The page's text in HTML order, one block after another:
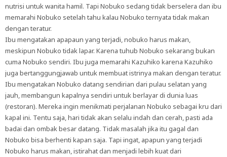
nutrisi untuk wanita hamil. Tapi Nobuko sedang tidak berselera dan ibu
memarahi Nobuko setelah tahu kalau Nobuko ternyata tidak makan
dengan teratur.
Ibu mengatakan apapaun yang terjadi, nobuko harus makan,
meskipun Nobuko tidak lapar. Karena tuhub Nobuko sekarang bukan
cuma Nobuko sendiri. Ibu juga memarahi Kazuhiko karena Kazuhiko
juga bertanggungjawab untuk membuat istrinya makan dengan teratur.
Ibu mengatakan Nobuko datang sendirian dari pulau selatan yang
jauh, membangun kapalnya sendiri untuk berlayar di dunia luas
(restoran). Mereka ingin menikmati perjalanan Nobuko sebagai kru dari
kapal ini. Tentu saja, hari tidak akan selalu indah dan cerah, pasti ada
badai dan ombak besar datang. Tidak masalah jika itu gagal dan
Nobuko bisa berhenti kapan saja. Tapi ingat, apapun yang terjadi
Nobuko harus makan, istirahat dan menjadi lebih kuat dari